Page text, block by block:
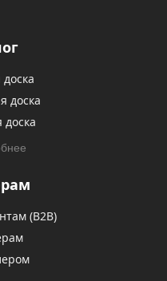
доска
(В2В)